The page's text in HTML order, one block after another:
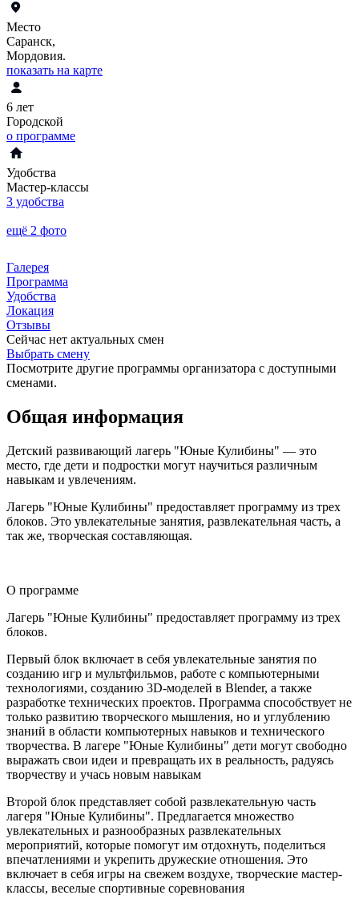
Место
Саранск,
Мордовия.
показать на карте
6 лет
Городской
о программе
Удобства
Мастер-классы
3 удобства
ещё 2 фото
Галерея
Программа
Удобства
Локация
Отзывы
Сейчас нет актуальных смен
Выбрать смену
Посмотрите другие программы организатора с доступными
сменами.
Общая информация
Детский развивающий лагерь "Юные Кулибины" — это
место, где дети и подростки могут научиться различным
навыкам и увлечениям.
Лагерь "Юные Кулибины" предоставляет программу из трех
блоков. Это увлекательные занятия, развлекательная часть, а
так же, творческая составляющая.
О программе
Лагерь "Юные Кулибины" предоставляет программу из трех
блоков.
Первый блок включает в себя увлекательные занятия по
созданию игр и мультфильмов, работе с компьютерными
технологиями, созданию 3D-моделей в Blender, а также
разработке технических проектов. Программа способствует не
только развитию творческого мышления, но и углублению
знаний в области компьютерных навыков и технического
творчества. В лагере "Юные Кулибины" дети могут свободно
выражать свои идеи и превращать их в реальность, радуясь
творчеству и учась новым навыкам
Второй блок представляет собой развлекательную часть
лагеря "Юные Кулибины". Предлагается множество
увлекательных и разнообразных развлекательных
мероприятий, которые помогут им отдохнуть, поделиться
впечатлениями и укрепить дружеские отношения. Это
включает в себя игры на свежем воздухе, творческие мастер-
классы, веселые спортивные соревнования